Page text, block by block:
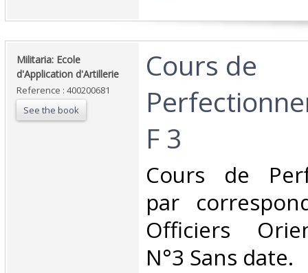
‎Militaria: Ecole
d'Application d'Artillerie‎
Reference : 400200681
See the book
‎Cours de
F 3‎
‎Cours de
par
Officiers
N°3 Sans date.‎